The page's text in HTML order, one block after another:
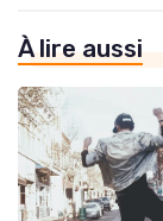
À lire aussi